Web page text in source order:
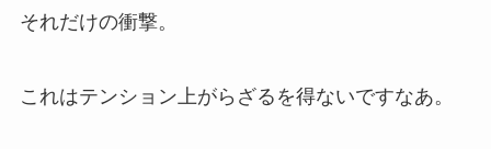
それだけの衝撃。
これはテンション上がらざるを得ないですなあ。